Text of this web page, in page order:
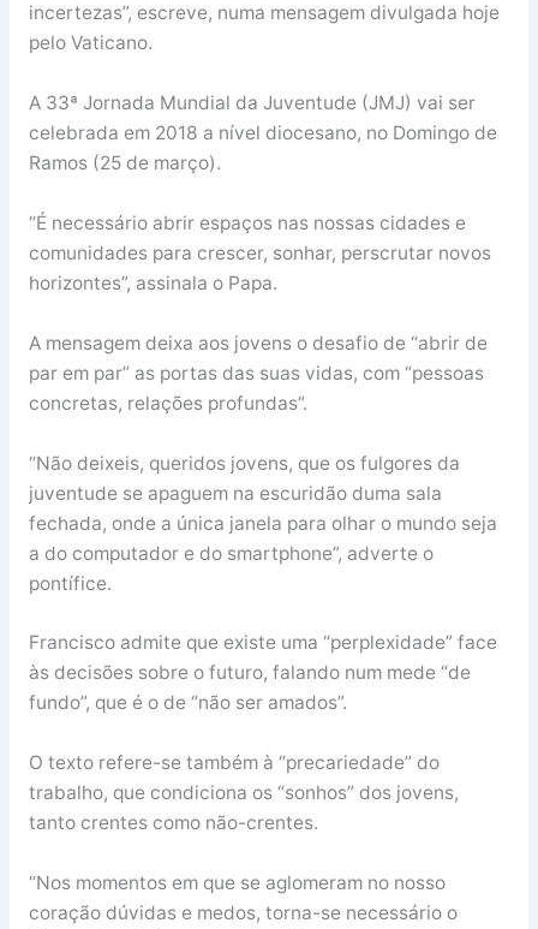
incertezas”, escreve, numa mensagem divulgada hoje
pelo Vaticano.
A 33ª Jornada Mundial da Juventude (JMJ) vai ser
celebrada em 2018 a nível diocesano, no Domingo de
Ramos (25 de março).
“É necessário abrir espaços nas nossas cidades e
comunidades para crescer, sonhar, perscrutar novos
horizontes”, assinala o Papa.
A mensagem deixa aos jovens o desafio de “abrir de
par em par” as portas das suas vidas, com “pessoas
concretas, relações profundas”.
“Não deixeis, queridos jovens, que os fulgores da
juventude se apaguem na escuridão duma sala
fechada, onde a única janela para olhar o mundo seja
a do computador e do smartphone”, adverte o
pontífice.
Francisco admite que existe uma “perplexidade” face
às decisões sobre o futuro, falando num mede “de
fundo”, que é o de “não ser amados”.
O texto refere-se também à “precariedade” do
trabalho, que condiciona os “sonhos” dos jovens,
tanto crentes como não-crentes.
“Nos momentos em que se aglomeram no nosso
coração dúvidas e medos, torna-se necessário o